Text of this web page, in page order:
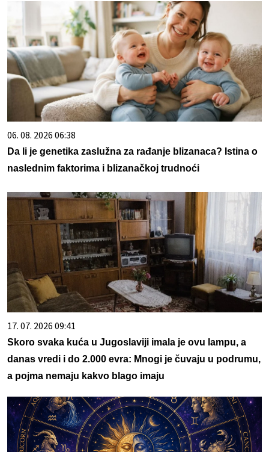
06. 08. 2026 06:38
Da li je genetika zaslužna za rađanje blizanaca? Istina o
naslednim faktorima i blizanačkoj trudnoći
17. 07. 2026 09:41
Skoro svaka kuća u Jugoslaviji imala je ovu lampu, a
danas vredi i do 2.000 evra: Mnogi je čuvaju u podrumu,
a pojma nemaju kakvo blago imaju